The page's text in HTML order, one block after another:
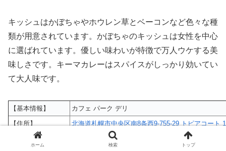
キッシュはかぼちゃやホウレン草とベーコンなど色々な種
類が用意されています。かぼちゃのキッシュは女性を中心
に選ばれています。優しい味わいが特徴で万人ウケする美
味しさです。キーマカレーはスパイスがしっかり効いてい
て大人味です。
【基本情報】
カフェ パーク デリ
【住所】
北海道札幌市中央区南8条西9-755-29 トピアコート
【営業時間】
11:45～22:00(L.O.21:30)
ホーム 検索 トップ